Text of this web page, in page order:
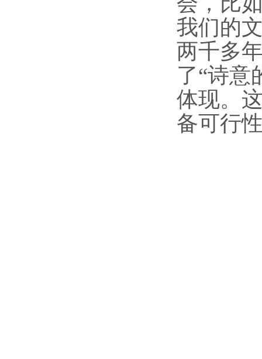
我们的
两千多
了“诗意
体现。
备可行